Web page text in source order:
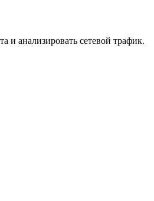
и анализировать сетевой трафик.